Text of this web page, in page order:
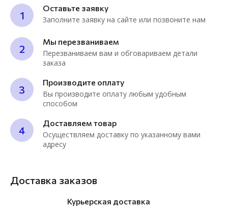
1
Оставьте заявку
Заполните заявку на сайте или позвоните нам
2
Мы перезваниваем
Перезваниваем вам и обговариваем детали
заказа
3
Производите оплату
Вы производите оплату любым удобным
способом
4
Доставляем товар
Осуществляем доставку по указанному вами
адресу
Доставка заказов
Курьерская доставка